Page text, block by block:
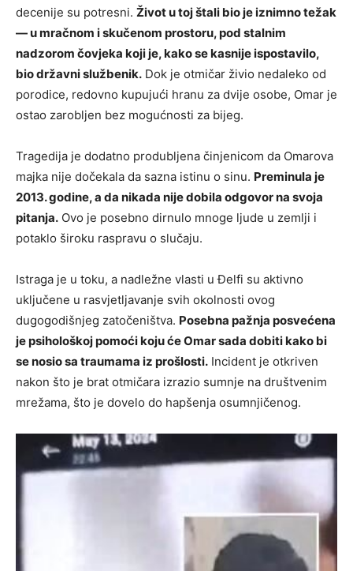
decenije su potresni. Život u toj štali bio je iznimno težak
— u mračnom i skučenom prostoru, pod stalnim
nadzorom čovjeka koji je, kako se kasnije ispostavilo,
bio državni službenik. Dok je otmičar živio nedaleko od
porodice, redovno kupujući hranu za dvije osobe, Omar je
ostao zarobljen bez mogućnosti za bijeg.
Tragedija je dodatno produbljena činjenicom da Omarova
majka nije dočekala da sazna istinu o sinu. Preminula je
2013. godine, a da nikada nije dobila odgovor na svoja
pitanja. Ovo je posebno dirnulo mnoge ljude u zemlji i
potaklo široku raspravu o slučaju.
Istraga je u toku, a nadležne vlasti u Đelfi su aktivno
uključene u rasvjetljavanje svih okolnosti ovog
dugogodišnjeg zatočeništva. Posebna pažnja posvećena
je psihološkoj pomoći koju će Omar sada dobiti kako bi
se nosio sa traumama iz prošlosti. Incident je otkriven
nakon što je brat otmičara izrazio sumnje na društvenim
mrežama, što je dovelo do hapšenja osumnjičenog.